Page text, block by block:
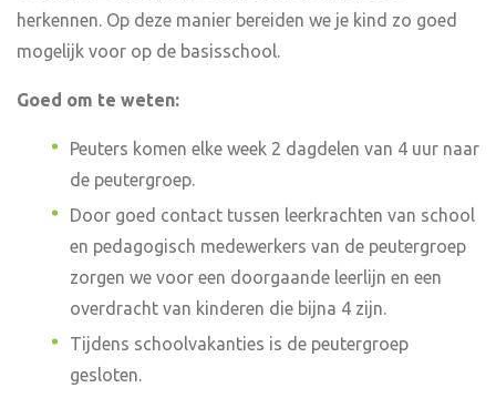
herkennen. Op deze manier bereiden we je kind zo goed
mogelijk voor op de basisschool.
Goed om te weten:
Peuters komen elke week 2 dagdelen van 4 uur naar
de peutergroep.
Door goed contact tussen leerkrachten van school
en pedagogisch medewerkers van de peutergroep
zorgen we voor een doorgaande leerlijn en een
overdracht van kinderen die bijna 4 zijn.
Tijdens schoolvakanties is de peutergroep
gesloten.